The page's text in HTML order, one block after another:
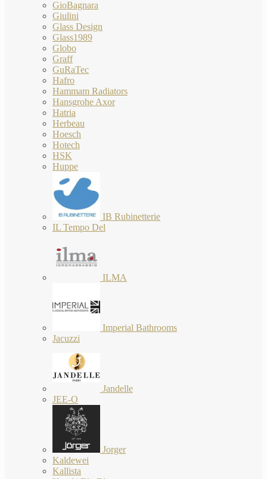
GioBagnara
Giulini
Glass Design
Glass1989
Globo
Graff
GuRaTec
Hafro
Hammam Radiators
Hansgrohe Axor
Hatria
Herbeau
Hoesch
Hotech
HSK
Huppe
IB Rubinetterie
IL Tempo Del
ILMA
Imperial Bathrooms
Jacuzzi
Jandelle
JEE-O
Jorger
Kaldewei
Kallista